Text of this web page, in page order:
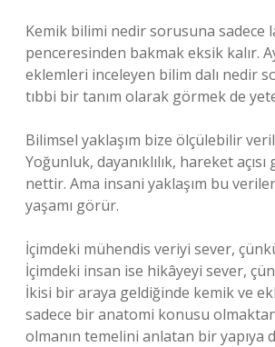
Kemik bilimi nedir sorusuna sadece
penceresinden bakmak eksik kalır.
eklemleri inceleyen bilim dalı nedir
tıbbi bir tanım olarak görmek de
Bilimsel yaklaşım bize ölçülebilir
Yoğunluk, dayanıklılık, hareket
nettir. Ama insani yaklaşım bu
yaşamı görür.
İçimdeki mühendis veriyi sever,
İçimdeki insan ise hikâyeyi sever,
İkisi bir araya geldiğinde kemik ve
sadece bir anatomi konusu
olmanın temelini anlatan bir yapıya